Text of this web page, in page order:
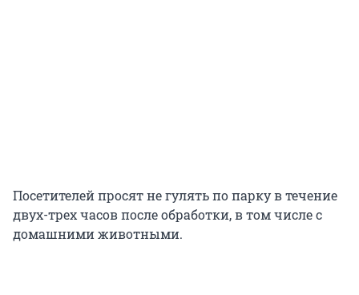
Посетителей просят не гулять по парку в течение
двух-трех часов после обработки, в том числе с
домашними животными.